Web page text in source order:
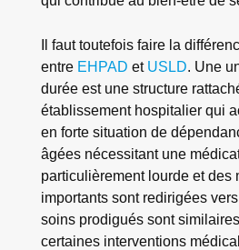
Il faut toutefois faire la
entre EHPAD et USLD. Une
durée est une structure
établissement hospitalier qui
en forte situation de
âgées nécessitant une
particulièrement lourde et des
importants sont redirigées
soins prodigués sont
certaines interventions